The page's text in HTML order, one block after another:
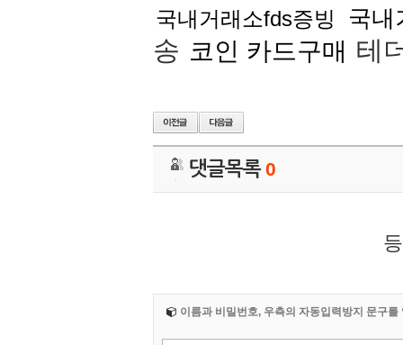
국내거래소fds증빙 국내
송 코인 카드구매 테
댓글목록0
이름과 비밀번호, 우측의 자동입력방지 문구를